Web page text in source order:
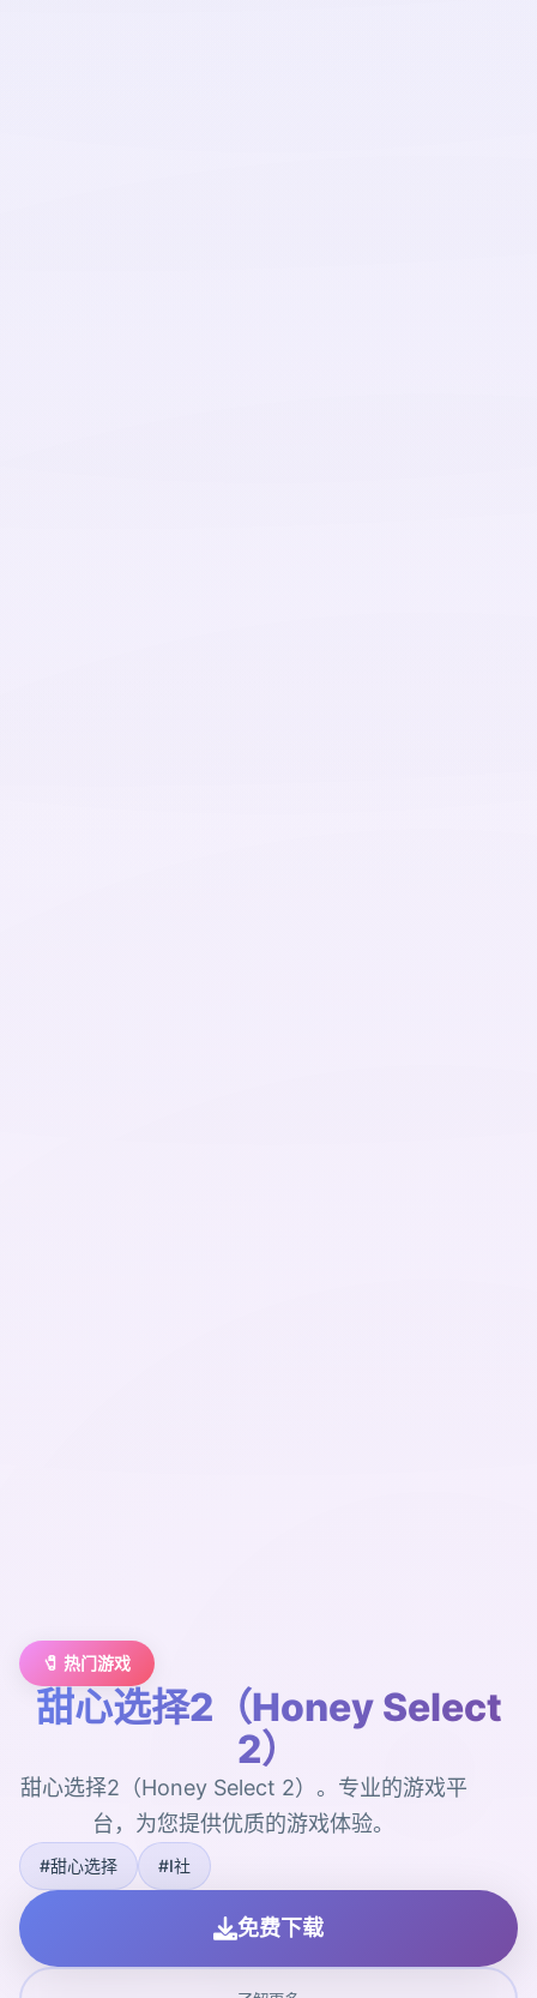
🧷 热门游戏
甜心选择2（Honey Select
2）
甜心选择2（Honey Select 2）。专业的游戏平
台，为您提供优质的游戏体验。
#甜心选择 #I社
免费下载